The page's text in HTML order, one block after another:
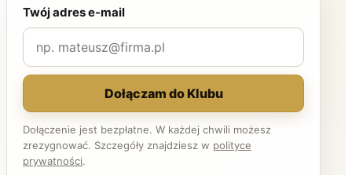
Twój adres e-mail
Dołączam do Klubu
Dołączenie jest bezpłatne. W każdej chwili możesz
zrezygnować. Szczegóły znajdziesz w polityce
prywatności.